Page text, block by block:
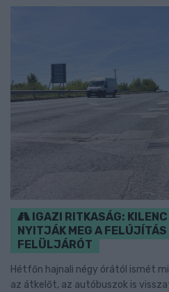
IGAZI RITKASÁG:
NYITJÁK MEG A
FELÜLJÁRÓT
Hétfőn hajnali négy órától ismét
az átkelőt, az autóbuszok is